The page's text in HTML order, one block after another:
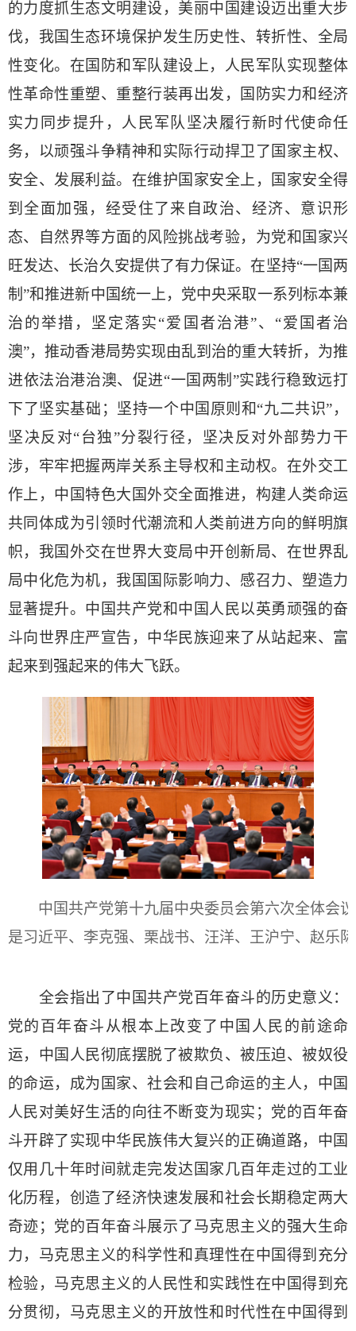
的力度抓生态文明建设，美丽中国建设迈出重大步
伐，我国生态环境保护发生历史性、转折性、全局
性变化。在国防和军队建设上，人民军队实现整体
性革命性重塑、重整行装再出发，国防实力和经济
实力同步提升，人民军队坚决履行新时代使命任
务，以顽强斗争精神和实际行动捍卫了国家主权、
安全、发展利益。在维护国家安全上，国家安全得
到全面加强，经受住了来自政治、经济、意识形
态、自然界等方面的风险挑战考验，为党和国家兴
旺发达、长治久安提供了有力保证。在坚持“一国两
制”和推进新中国统一上，党中央采取一系列标本兼
治的举措，坚定落实“爱国者治港”、“爱国者治
澳”，推动香港局势实现由乱到治的重大转折，为推
进依法治港治澳、促进“一国两制”实践行稳致远打
下了坚实基础；坚持一个中国原则和“九二共识”，
坚决反对“台独”分裂行径，坚决反对外部势力干
涉，牢牢把握两岸关系主导权和主动权。在外交工
作上，中国特色大国外交全面推进，构建人类命运
共同体成为引领时代潮流和人类前进方向的鲜明旗
帜，我国外交在世界大变局中开创新局、在世界乱
局中化危为机，我国国际影响力、感召力、塑造力
显著提升。中国共产党和中国人民以英勇顽强的奋
斗向世界庄严宣告，中华民族迎来了从站起来、富
起来到强起来的伟大飞跃。
中国共产党第十九届中央委员会第六次全体会议
是习近平、李克强、栗战书、汪洋、王沪宁、赵乐
全会指出了中国共产党百年奋斗的历史意义：
党的百年奋斗从根本上改变了中国人民的前途命
运，中国人民彻底摆脱了被欺负、被压迫、被奴役
的命运，成为国家、社会和自己命运的主人，中国
人民对美好生活的向往不断变为现实；党的百年奋
斗开辟了实现中华民族伟大复兴的正确道路，中国
仅用几十年时间就走完发达国家几百年走过的工业
化历程，创造了经济快速发展和社会长期稳定两大
奇迹；党的百年奋斗展示了马克思主义的强大生命
力，马克思主义的科学性和真理性在中国得到充分
检验，马克思主义的人民性和实践性在中国得到充
分贯彻，马克思主义的开放性和时代性在中国得到